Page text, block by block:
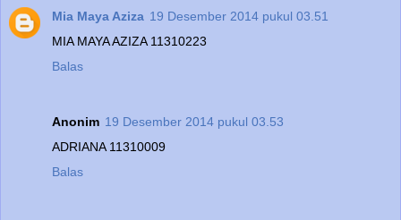
Mia Maya Aziza 19 Desember 2014 pukul 03.51
MIA MAYA AZIZA 11310223
Balas
Anonim 19 Desember 2014 pukul 03.53
ADRIANA 11310009
Balas